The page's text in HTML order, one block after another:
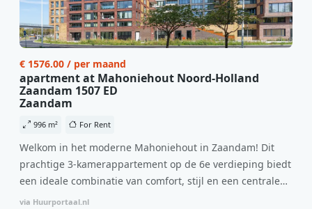
€ 1576.00 / per maand
apartment at Mahoniehout Noord-Holland
Zaandam 1507 ED
Zaandam
996 m² For Rent
Welkom in het moderne Mahoniehout in Zaandam! Dit
prachtige 3-kamerappartement op de 6e verdieping biedt
een ideale combinatie van comfort, stijl en een centrale
locatie. Met een huurprijs van €1.576 per maand
via Huurportaal.nl